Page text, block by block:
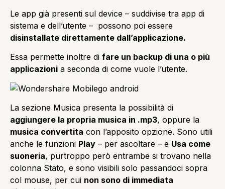
Le app già presenti sul device – suddivise tra app di
sistema e dell’utente – possono poi essere
disinstallate direttamente dall’applicazione.
Essa permette inoltre di fare un backup di una o più
applicazioni a seconda di come vuole l’utente.
La sezione Musica presenta la possibilità di
aggiungere la propria musica in .mp3, oppure la
musica convertita con l’apposito opzione. Sono utili
anche le funzioni Play – per ascoltare – e Usa come
suoneria, purtroppo però entrambe si trovano nella
colonna Stato, e sono visibili solo passandoci sopra
col mouse, per cui non sono di immediata